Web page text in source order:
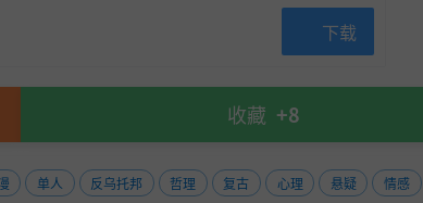
下载
收藏 +8
单人 反乌托邦 哲理 复古 心理 悬疑
情感